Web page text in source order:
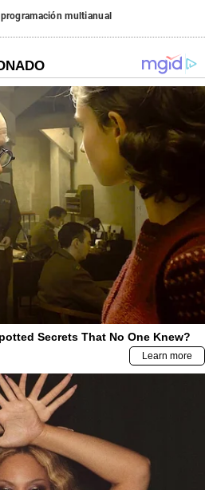
programación multianual